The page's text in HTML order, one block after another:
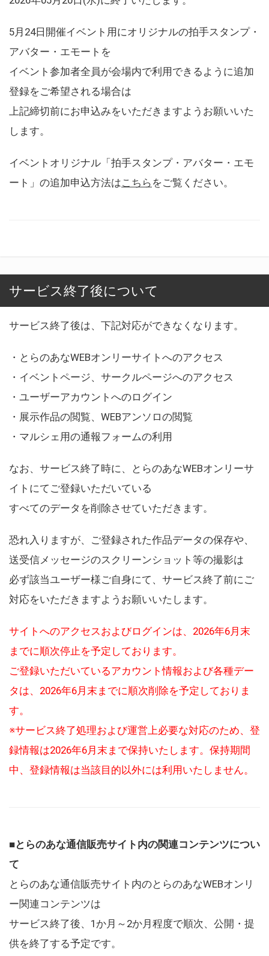
5月24日開催イベント用にオリジナルの拍手スタンプ・
アバター・エモートを
イベント参加者全員が会場内で利用できるように追加
登録をご希望される場合は
上記締切前にお申込みをいただきますようお願いいた
します。
イベントオリジナル「拍手スタンプ・アバター・エモ
ート」の追加申込方法はこちら をご覧ください。
サービス終了後について
サービス終了後は、下記対応ができなくなります。
・とらのあなWEBオンリーサイトへのアクセス
・イベントページ、サークルページへのアクセス
・ユーザーアカウントへのログイン
・展示作品の閲覧、WEBアンソロの閲覧
・マルシェ用の通報フォームの利用
なお、サービス終了時に、とらのあなWEBオンリーサ
イトにてご登録いただいている
すべてのデータを削除させていただきます。
恐れ入りますが、ご登録された作品データの保存や、
送受信メッセージのスクリーンショット等の撮影は
必ず該当ユーザー様ご自身にて、サービス終了前にご
対応をいただきますようお願いいたします。
サイトへのアクセスおよびログインは、2026年6月末
までに順次停止を予定しております。
ご登録いただいているアカウント情報および各種デー
タは、2026年6月末までに順次削除を予定しておりま
す。
※サービス終了処理および運営上必要な対応のため、登
録情報は2026年6月末まで保持いたします。保持期間
中、登録情報は当該目的以外には利用いたしません。
■とらのあな通信販売サイト内の関連コンテンツについ
て
とらのあな通信販売サイト内のとらのあなWEBオンリ
ー関連コンテンツは
サービス終了後、1か月～2か月程度で順次、公開・提
供を終了する予定です。